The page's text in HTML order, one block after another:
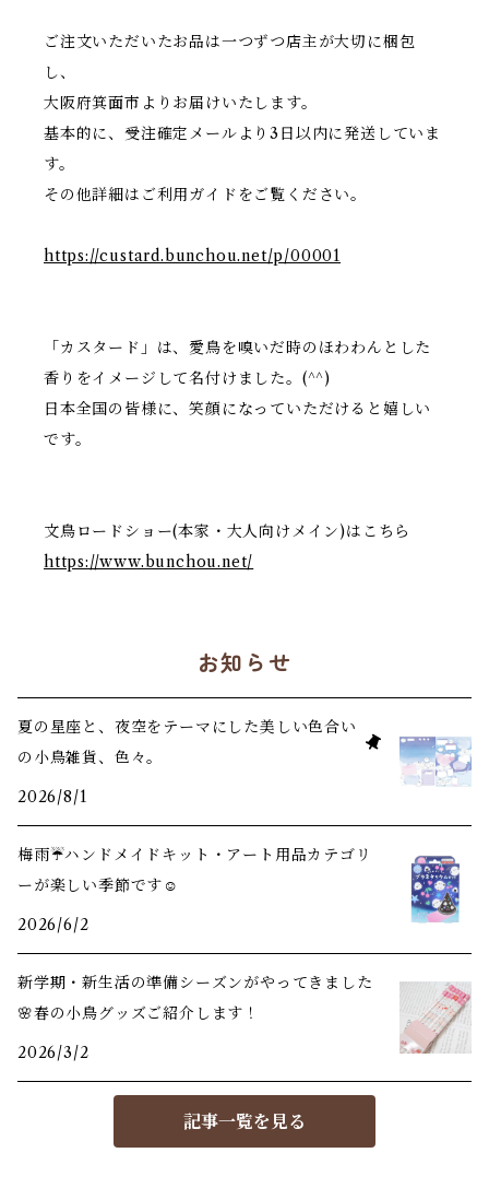
ご注文いただいたお品は一つずつ店主が大切に梱包
し、
大阪府箕面市よりお届けいたします。
基本的に、受注確定メールより3日以内に発送していま
す。
その他詳細はご利用ガイドをご覧ください。
https://custard.bunchou.net/p/00001
「カスタード」は、愛鳥を嗅いだ時のほわわんとした
香りをイメージして名付けました。(^^)
日本全国の皆様に、笑顔になっていただけると嬉しい
です。
文鳥ロードショー(本家・大人向けメイン)はこちら
https://www.bunchou.net/
お知らせ
夏の星座と、夜空をテーマにした美しい色合い
の小鳥雑貨、色々。
2026/8/1
梅雨☔️ハンドメイドキット・アート用品カテゴリ
ーが楽しい季節です☺️
2026/6/2
新学期・新生活の準備シーズンがやってきました
🌸春の小鳥グッズご紹介します！
2026/3/2
記事一覧を見る